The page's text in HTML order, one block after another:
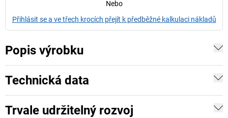
Nebo
Přihlásit se a ve třech krocích přejít k předběžné kalkulaci nákladů
Popis výrobku
Technická data
Trvale udržitelný rozvoj